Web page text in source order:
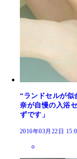
“ランドセルが似
奈が自慢の入浴
ずです」
2016年03月22日